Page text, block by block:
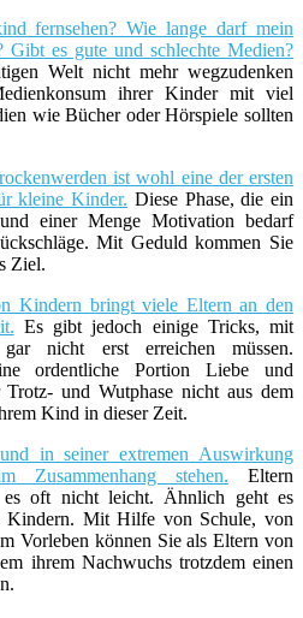
fernsehen? Wie lange darf mein
Gibt es gute und schlechte Medien?
Welt nicht mehr wegzudenken
ihrer Kinder mit viel
wie Bücher oder Hörspiele sollten
ist wohl eine der ersten
kleine Kinder. Diese Phase, die ein
und einer Menge Motivation bedarf
Mit Geduld kommen Sie
Ziel.
Kindern bringt viele Eltern an den
Es gibt jedoch einige Tricks, mit
nicht erst erreichen müssen.
ordentliche Portion Liebe und
und Wutphase nicht aus dem
Kind in dieser Zeit.
in seiner extremen Auswirkung
Zusammenhang stehen. Eltern
es oft nicht leicht. Ähnlich geht es
Kindern. Mit Hilfe von Schule, von
Vorleben können Sie als Eltern von
ihrem Nachwuchs trotzdem einen